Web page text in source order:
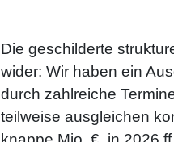
Die geschilderte
wider: Wir haben ein
durch zahlreiche
teilweise ausgleichen